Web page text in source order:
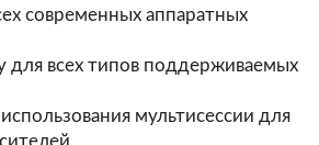
современных аппаратных
для всех типов поддерживаемых
мультисессии для